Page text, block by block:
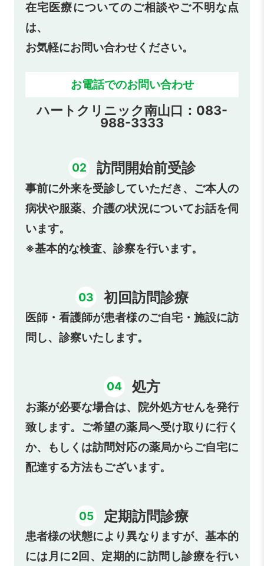
在宅医療についてのご相談やご不明な点
は、
お気軽にお問い合わせください。
お電話でのお問い合わせ
ハートクリニック南山口：083-
988-3333
02 訪問開始前受診
事前に外来を受診していただき、ご本人の
病状や服薬、介護の状況についてお話を伺
います。
※基本的な検査、診察を行います。
03 初回訪問診療
医師・看護師が患者様のご自宅・施設に訪
問し、診察いたします。
04 処方
お薬が必要な場合は、院外処方せんを発行
致します。ご希望の薬局へ受け取りに行く
か、もしくは訪問対応の薬局からご自宅に
配達する方法もございます。
05 定期訪問診療
患者様の状態により異なりますが、基本的
には月に2回、定期的に訪問し診療を行い